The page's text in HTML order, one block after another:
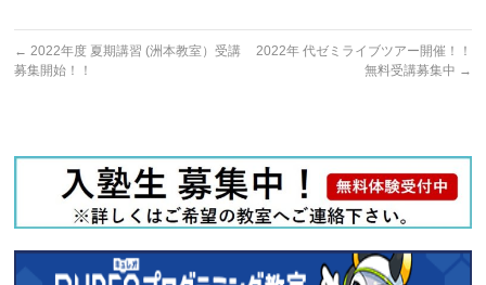
← 2022年度 夏期講習 (洲本教室）受講
募集開始！！
2022年 代ゼミライブツアー開催！！
無料受講募集中 →